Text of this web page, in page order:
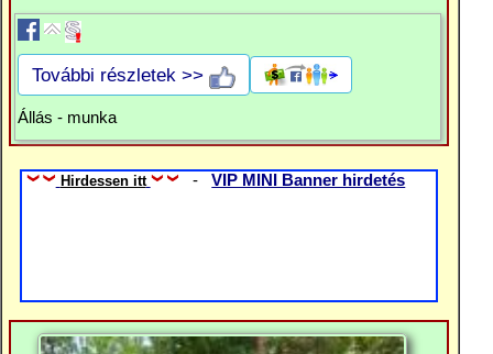
További részletek >>
Állás - munka
Hirdessen itt -VIP MINI Banner hirdetés